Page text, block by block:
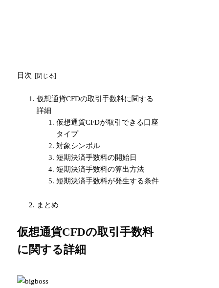
目次
仮想通貨CFDの取引手数料に関する
詳細
仮想通貨CFDが取引できる口座
タイプ
対象シンボル
短期決済手数料の開始日
短期決済手数料の算出方法
短期決済手数料が発生する条件
まとめ
仮想通貨CFDの取引手数料
に関する詳細